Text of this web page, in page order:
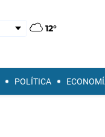
12°
POLÍTICA